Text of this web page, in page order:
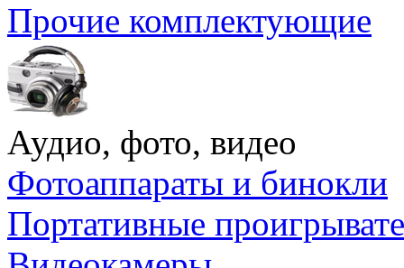
Прочие комплектующие
Аудио, фото, видео
Фотоаппараты и бинокли
Портативные